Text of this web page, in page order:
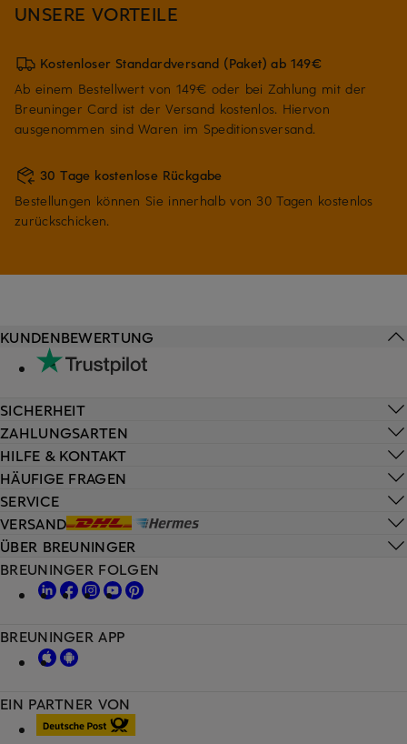
UNSERE VORTEILE
Kostenloser Standardversand (Paket) ab 149€
Ab einem Bestellwert von 149€ oder bei Zahlung mit der
Breuninger Card ist der Versand kostenlos. Hiervon
ausgenommen sind Waren im Speditionsversand.
30 Tage kostenlose Rückgabe
Bestellungen können Sie innerhalb von 30 Tagen kostenlos
zurückschicken.
HILFE & KONTAKT
HÄUFIGE FRAGEN
SERVICE
VERSAND
KUNDENBEWERTUNG
SICHERHEIT
ZAHLUNGSARTEN
ÜBER BREUNINGER
EIN PARTNER VON
BREUNINGER FOLGEN
BREUNINGER APP